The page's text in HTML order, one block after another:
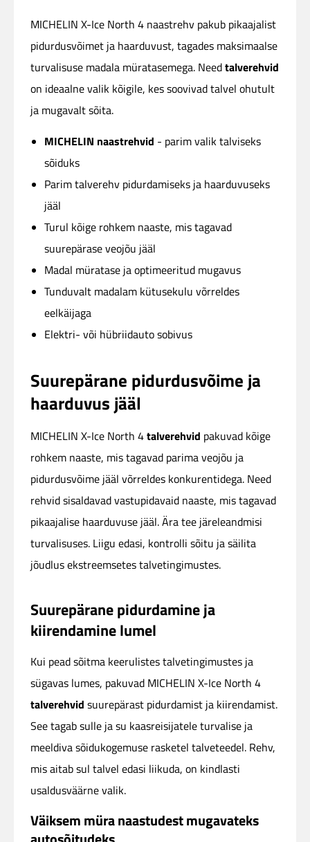
MICHELIN X-Ice North 4 naastrehv pakub pikaajalist
pidurdusvõimet ja haarduvust, tagades maksimaalse
turvalisuse madala müratasemega. Needtalverehvid
on ideaalne valik kõigile, kes soovivad talvel ohutult
ja mugavalt sõita.
MICHELIN naastrehvid - parim valik talviseks
sõiduks
Parim talverehv pidurdamiseks ja haarduvuseks
jääl
Turul kõige rohkem naaste, mis tagavad
suurepärase veojõu jääl
Madal müratase ja optimeeritud mugavus
Tunduvalt madalam kütusekulu võrreldes
eelkäijaga
Elektri- või hübriidauto sobivus
Suurepärane pidurdusvõime ja
haarduvus jääl
MICHELIN X-Ice North 4talverehvid pakuvad kõige
rohkem naaste, mis tagavad parima veojõu ja
pidurdusvõime jääl võrreldes konkurentidega. Need
rehvid sisaldavad vastupidavaid naaste, mis tagavad
pikaajalise haarduvuse jääl. Ära tee järeleandmisi
turvalisuses. Liigu edasi, kontrolli sõitu ja säilita
jõudlus ekstreemsetes talvetingimustes.
Suurepärane pidurdamine ja
kiirendamine lumel
Kui pead sõitma keerulistes talvetingimustes ja
sügavas lumes, pakuvad MICHELIN X-Ice North 4
talverehvid suurepärast pidurdamist ja kiirendamist.
See tagab sulle ja su kaasreisijatele turvalise ja
meeldiva sõidukogemuse rasketel talveteedel. Rehv,
mis aitab sul talvel edasi liikuda, on kindlasti
usaldusväärne valik.
Väiksem müra naastudest mugavateks